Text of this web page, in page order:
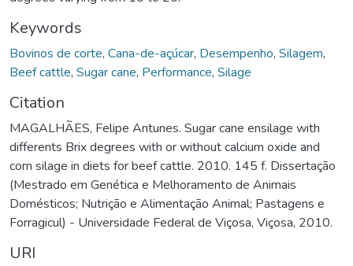
Keywords
Bovinos de corte, Cana-de-açúcar, Desempenho, Silagem,
Beef cattle, Sugar cane, Performance, Silage
Citation
MAGALHÃES, Felipe Antunes. Sugar cane ensilage with
differents Brix degrees with or without calcium oxide and
corn silage in diets for beef cattle. 2010. 145 f. Dissertação
(Mestrado em Genética e Melhoramento de Animais
Domésticos; Nutrição e Alimentação Animal; Pastagens e
Forragicul) - Universidade Federal de Viçosa, Viçosa, 2010.
URI